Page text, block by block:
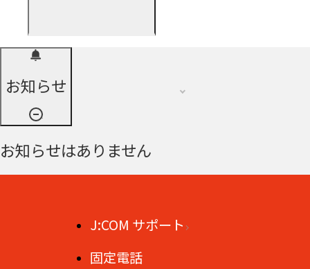
お知らせ
お知らせはありません
J:COM サポート
固定電話